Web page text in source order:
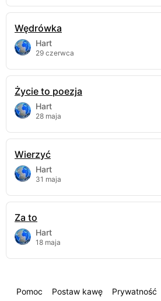
Wędrówka
Hart
29 czerwca
Życie to poezja
Hart
28 maja
Wierzyć
Hart
31 maja
Za to
Hart
18 maja
Pomoc Postaw kawę Prywatność